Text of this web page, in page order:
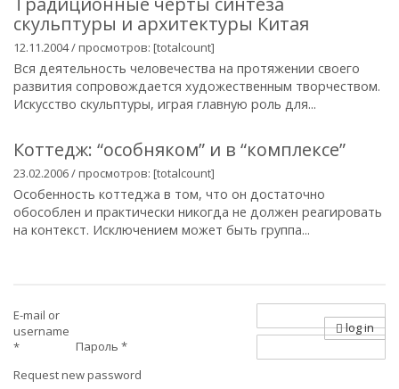
скульптуры и архитектуры Китая
12.11.2004 / просмотров: [totalcount]
Вся деятельность человечества на протяжении своего
развития сопровождается художественным творчеством.
Искусство скульптуры, играя главную роль для...
Коттедж: “особняком” и в “комплексе”
23.02.2006 / просмотров: [totalcount]
Особенность коттеджа в том, что он достаточно
обособлен и практически никогда не должен реагировать
на контекст. Исключением может быть группа...
E-mail or
username
*
Пароль *
Request new password
log in